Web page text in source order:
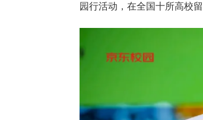
园行活动，在全国十所高校